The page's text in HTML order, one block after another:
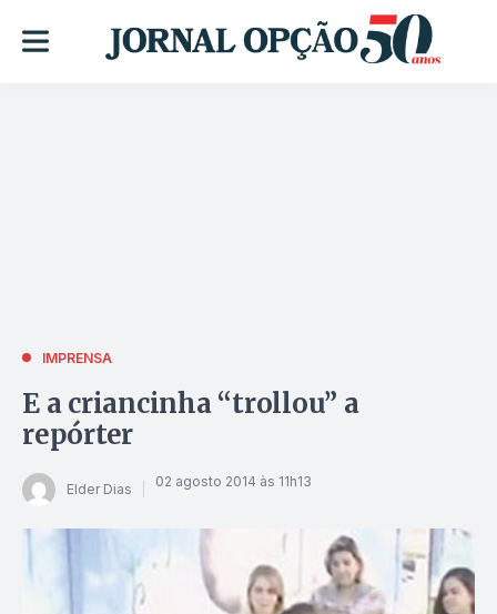
IMPRENSA
E a criancinha “trollou” a
repórter
Elder Dias 02 agosto 2014 às 11h13